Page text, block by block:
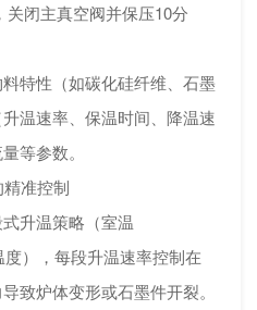
闭主真空阀并保压10分
特性（如碳化硅纤维、石墨
温速率、保温时间、降温速
等参数。
准控制
升温策略（室温
，每段升温速率控制在
致炉体变形或石墨件开裂。